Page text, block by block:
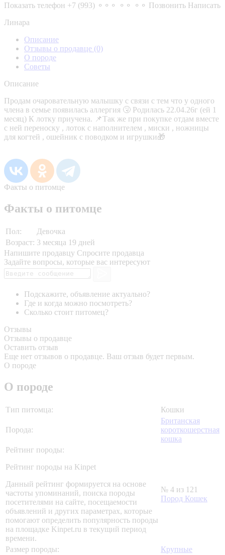
Показать телефон +7 (993) ⚬⚬⚬ ⚬⚬ ⚬⚬ Позвонить Написать
Линара
Описание
Отзывы о продавце (0)
О породе
Советы
Описание
Продам очаровательную малышку с связи с тем что у одного
члена в семье появилась аллергия 🤧 Родилась 22.04.26г (ей 1
месяц) К лотку приучена. 📌Так же при покупке отдам вместе
с ней переноску , лоток с наполнителем , миски , ножницы
для когтей , ошейник с поводком и игрушки🎁
Факты о питомце
Факты о питомце
Пол:
Девочка
Возраст: 3 месяца 19 дней
Напишите продавцу Спросите продавца
Задайте вопросы, которые вас интересуют
Подскажите, объявление актуально?
Где и когда можно посмотреть?
Сколько стоит питомец?
Отзывы
Отзывы о продавце
Оставить отзыв
Еще нет отзывов о продавце. Ваш отзыв будет первым.
О породе
О породе
Тип питомца: Кошки
Порода:
Британская
короткошерстная
кошка
Рейтинг породы:
Рейтинг породы на Kinpet
Данный рейтинг формируется на основе
частоты упоминаний, поиска породы
посетителями на сайте, посещаемости
объявлений и других параметрах, которые
помогают определить популярность породы
на площадке Kinpet.ru в текущий период
времени.
№ 4 из 121
Пород Кошек
Размер породы:
Крупные